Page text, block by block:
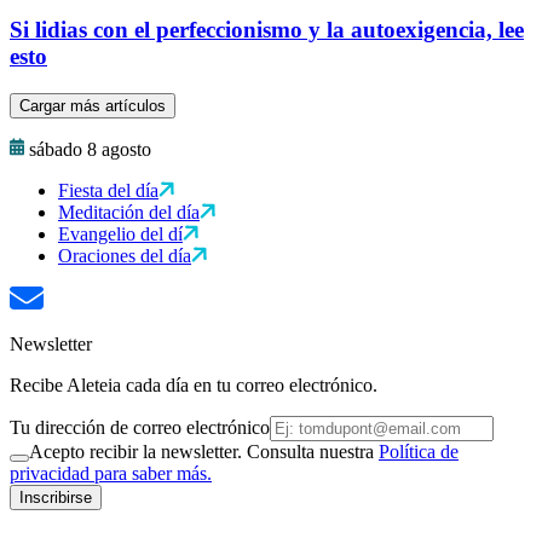
Si lidias con el perfeccionismo y la autoexigencia, lee
esto
Cargar más artículos
sábado 8 agosto
Fiesta del día
Meditación del día
Evangelio del dí
Oraciones del día
Newsletter
Recibe Aleteia cada día en tu correo electrónico.
Tu dirección de correo electrónico
Acepto recibir la newsletter. Consulta nuestra Política de
privacidad para saber más.
Inscribirse